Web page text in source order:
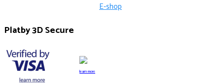
E-shop
Platby 3D Secure
learn more